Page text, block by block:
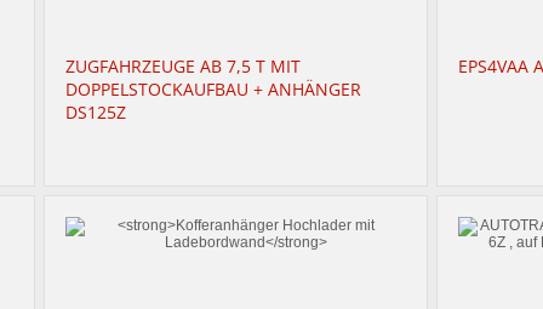
ZUGFAHRZEUGE AB 7,5 T MIT
DOPPELSTOCKAUFBAU + ANHÄNGER
DS125Z
EPS4VAA